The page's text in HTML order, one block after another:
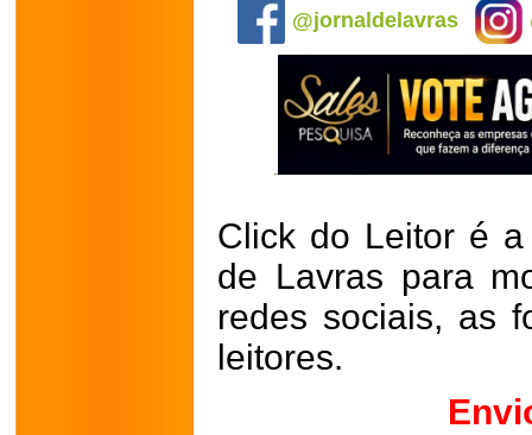
@jornaldelavras
Click do Leitor é
de Lavras para
redes sociais, as
leitores.